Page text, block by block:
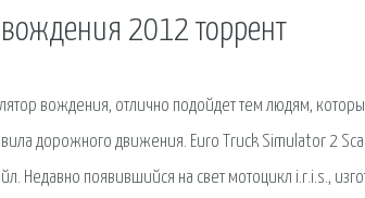
2012 торрент
вождения, отлично подойдет тем людям,
дорожного движения. Euro Truck Simulator 2
Недавно появившийся на свет мотоцикл i.r.i.s.,